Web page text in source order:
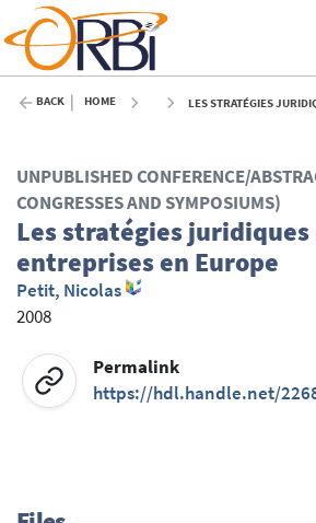
BACK HOME LES STRATÉGIES JURIDIQUES DES
UNPUBLISHED CONFERENCE/
CONGRESSES AND SYMPOSIUMS)
Les stratégies juridiques
entreprises en Europe
Petit, Nicolas
2008
Permalink
https://hdl.handle.net/